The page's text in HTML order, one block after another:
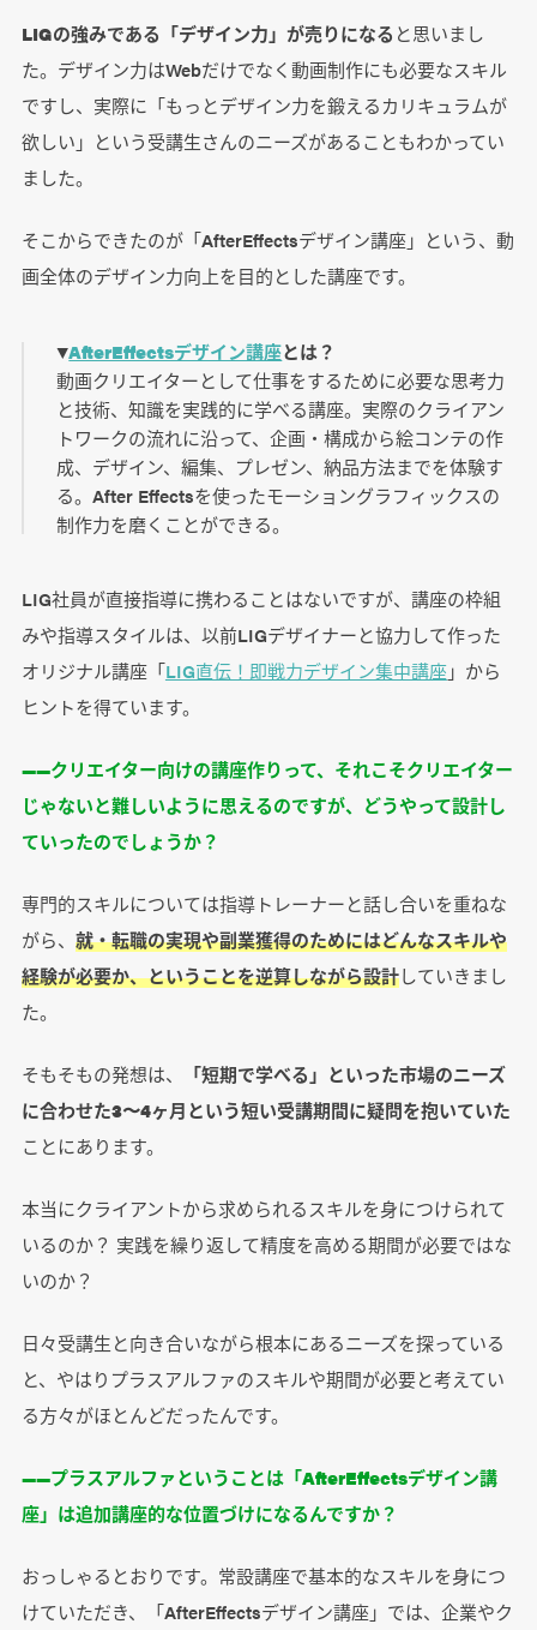
LIGの強みである「デザイン力」が売りになる と思いまし
た。デザイン力はWebだけでなく動画制作にも必要なスキル
ですし、実際に「もっとデザイン力を鍛えるカリキュラムが
欲しい」という受講生さんのニーズがあることもわかってい
ました。
そこからできたのが「AfterEffectsデザイン講座」という、動
画全体のデザイン力向上を目的とした講座です。
▼AfterEffectsデザイン講座とは？
動画クリエイターとして仕事をするために必要な思考力
と技術、知識を実践的に学べる講座。実際のクライアン
トワークの流れに沿って、企画・構成から絵コンテの作
成、デザイン、編集、プレゼン、納品方法までを体験す
る。After Effectsを使ったモーショングラフィックスの
制作力を磨くことができる。
LIG社員が直接指導に携わることはないですが、講座の枠組
みや指導スタイルは、以前LIGデザイナーと協力して作った
オリジナル講座「LIG直伝！即戦力デザイン集中講座」から
ヒントを得ています。
――クリエイター向けの講座作りって、それこそクリエイター
じゃないと難しいように思えるのですが、どうやって設計し
ていったのでしょうか？
専門的スキルについては指導トレーナーと話し合いを重ねな
がら、 就・転職の実現や副業獲得のためにはどんなスキルや
経験が必要か、ということを逆算しながら設計していきまし
た。
そもそもの発想は、
「短期で学べる」といった市場のニーズ
に合わせた3〜4ヶ月という短い受講期間に疑問を抱いていた
ことにあります。
本当にクライアントから求められるスキルを身につけられて
いるのか？ 実践を繰り返して精度を高める期間が必要ではな
いのか？
日々受講生と向き合いながら根本にあるニーズを探っている
と、やはりプラスアルファのスキルや期間が必要と考えてい
る方々がほとんどだったんです。
――プラスアルファということは「AfterEffectsデザイン講
座」は追加講座的な位置づけになるんですか？
おっしゃるとおりです。常設講座で基本的なスキルを身につ
けていただき、「AfterEffectsデザイン講座」では、企業やク